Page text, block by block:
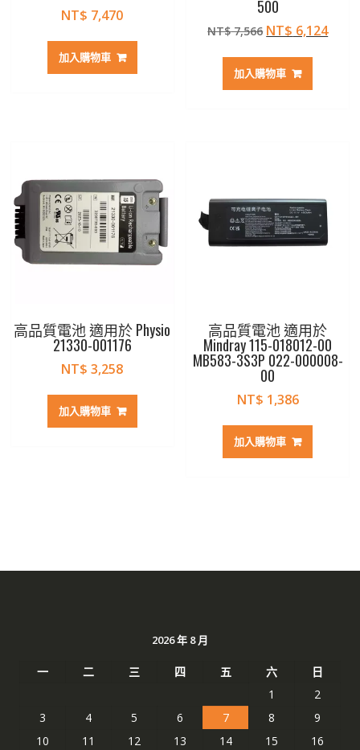
NT$ 7,470
加入購物車
500
NT$7,566 原
價
格：
NT$ 6,124目
加入購物車
高品質電池 適用於 Physio
21330-001176
NT$ 3,258
加入購物車
高品質電池 適用於
Mindray 115-018012-00
MB583-3S3P 022-000008-
00
NT$ 1,386
加入購物車
2026 年 8 月
一 二 三 四 五 六
日
1
2
3
4 5 6 7 8
9
10
11 12 13 14 15
16